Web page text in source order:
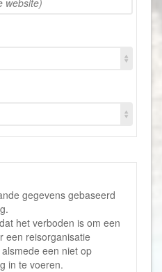
gegevens gebaseerd
het verboden is om een
een reisorganisatie
een niet op
in te voeren.